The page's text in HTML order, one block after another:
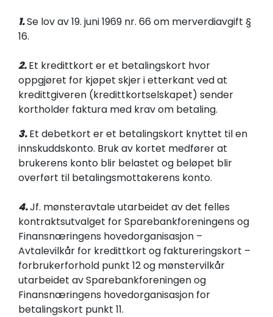
1.Se lov av 19. juni 1969 nr. 66 om merverdiavgift §
16.
2.Et kredittkort er et betalingskort hvor
oppgjøret for kjøpet skjer i etterkant ved at
kredittgiveren (kredittkortselskapet) sender
kortholder faktura med krav om betaling.
3.Et debetkort er et betalingskort knyttet til en
innskuddskonto. Bruk av kortet medfører at
brukerens konto blir belastet og beløpet blir
overført til betalingsmottakerens konto.
4.Jf. mønsteravtale utarbeidet av det felles
kontraktsutvalget for Sparebankforeningens og
Finansnæringens hovedorganisasjon –
Avtalevilkår for kredittkort og faktureringskort –
forbrukerforhold punkt 12 og mønstervilkår
utarbeidet av Sparebankforeningen og
Finansnæringens hovedorganisasjon for
betalingskort punkt 11.